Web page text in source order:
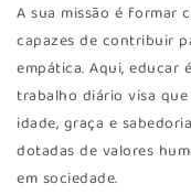
A sua missão é formar
capazes de contribuir
empática. Aqui, educar
trabalho diário visa
idade, graça e
dotadas de valores
em sociedade.